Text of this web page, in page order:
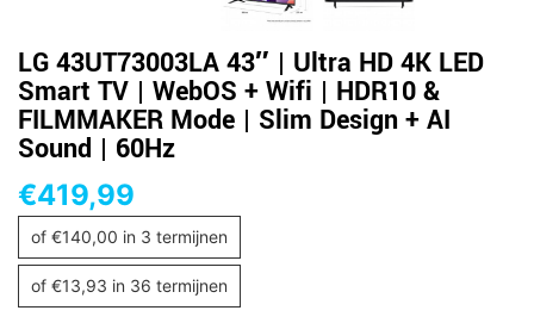
LG 43UT73003LA 43″ | Ultra HD 4K LED
Smart TV | WebOS + Wifi | HDR10 &
FILMMAKER Mode | Slim Design + AI
Sound | 60Hz
€419,99
of €140,00 in 3 termijnen
of €13,93 in 36 termijnen